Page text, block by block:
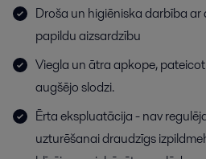
Droša un higiēniska darbība
papildu aizsardzību
Viegla un ātra apkope,
augšējo slodzi.
Ērta ekspluatācija - nav
uzturēšanai draudzīgs